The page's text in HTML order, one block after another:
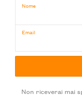
Nome
Email
Non riceverai mai